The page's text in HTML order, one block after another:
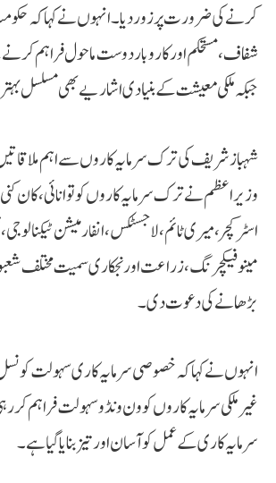
کرنے کی ضرورت پر زور دیا۔ انہوں نے کہا کہ
شفاف، مستحکم اور کاروبار دوست ماحول فراہم
جبکہ ملکی معیشت کے بنیادی اشاریے بھی مسلسل
شہباز شریف کی ترک سرمایہ کاروں سے اہم
وزیراعظم نے ترک سرمایہ کاروں کو توانائی، کان
اسٹرکچر، میری ٹائم، لاجسٹکس، انفارمیشن
مینوفیکچرنگ، زراعت اور نجکاری سمیت مختلف
بڑھانے کی دعوت دی۔
غیر ملکی سرمایہ کاروں کو ون ونڈو سہولت فراہم
سرمایہ کاری کے عمل کو آسان اور تیز بنایا گیا ہے۔